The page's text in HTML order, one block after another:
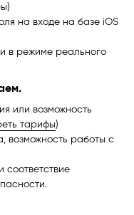
на входе на базе iOS
в режиме реального
или возможность
тарифы)
возможность работы с